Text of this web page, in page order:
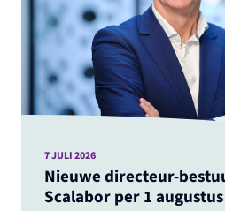
Nieuwe directeur-
Scalabor per 1
7 JULI 2026